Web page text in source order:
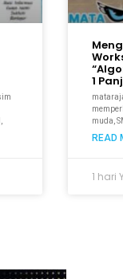
1
muda,
READ
1 hari